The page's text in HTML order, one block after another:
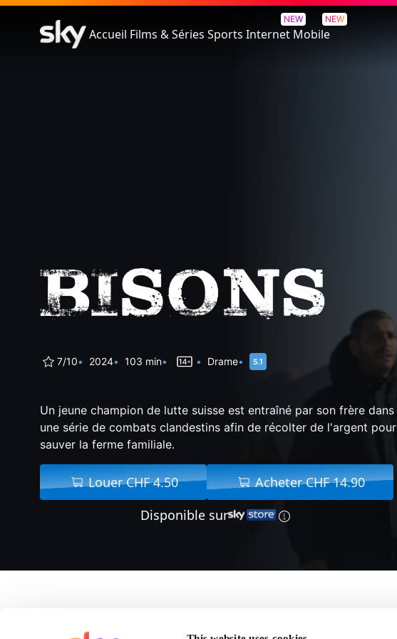
Accueil Films & Séries Sports
NEW
Internet
NEW
Mobile
Bisons
7/10 2024 103 min Drame
Un jeune champion de lutte suisse est entraîné par son frère dans
une série de combats clandestins afin de récolter de l'argent pour
sauver la ferme familiale.
Louer CHF 4.50
Acheter CHF 14.90
Disponible sur